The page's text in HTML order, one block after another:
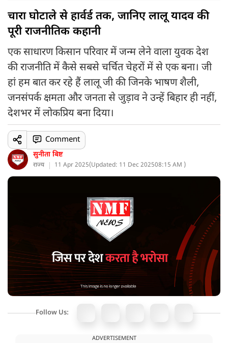
चारा घोटाले से हार्वर्ड तक, जानिए लालू यादव की
पूरी राजनीतिक कहानी
एक साधारण किसान परिवार में जन्म लेने वाला युवक देश
की राजनीति में कैसे सबसे चर्चित चेहरों में से एक बना। जी
हां हम बात कर रहे हैं लालू जी की जिनके भाषण शैली,
जनसंपर्क क्षमता और जनता से जुड़ाव ने उन्हें बिहार ही नहीं,
देशभर में लोकप्रिय बना दिया।
सुनीता बिष्ट
राज्य 11 Apr 2025(Updated: 11 Dec 202508:15 AM )
Comment
Follow Us:
ADVERTISEMENT